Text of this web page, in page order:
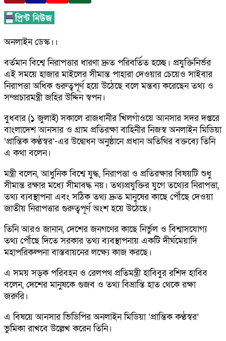
অনলাইন ডেস্ক।।
বর্তমান বিশ্বে নিরাপত্তার ধারণা দ্রুত পরিবর্তিত হচ্ছে। প্রযুক্তিনির্ভর
এই সময়ে হাজার মাইলের সীমান্ত পাহারা দেওয়ার চেয়েও সাইবার
নিরাপত্তা অধিক গুরুত্বপূর্ণ হয়ে উঠেছে বলে মন্তব্য করেছেন তথ্য ও
সম্প্রচারমন্ত্রী জহির উদ্দিন স্বপন।
বুধবার (১ জুলাই) সকালে রাজধানীর খিলগাঁওয়ে আনসার সদর দপ্তরে
বাংলাদেশ আনসার ও গ্রাম প্রতিরক্ষা বাহিনীর নিজস্ব অনলাইন মিডিয়া
‘প্রান্তিক কণ্ঠস্বর’-এর উদ্বোধন অনুষ্ঠানে প্রধান অতিথির বক্তব্যে তিনি
এ কথা বলেন।
মন্ত্রী বলেন, আধুনিক বিশ্বে যুদ্ধ, নিরাপত্তা ও প্রতিরক্ষার বিষয়টি শুধু
সীমান্ত রক্ষার মধ্যে সীমাবদ্ধ নয়। তথ্যপ্রযুক্তির যুগে তথ্যের নিরাপত্তা,
তথ্য ব্যবস্থাপনা এবং সঠিক তথ্য দ্রুত মানুষের কাছে পৌঁছে দেওয়া
জাতীয় নিরাপত্তার গুরুত্বপূর্ণ অংশ হয়ে উঠেছে।
তিনি আরও জানান, দেশের জনগণের কাছে নির্ভুল ও বিশ্বাসযোগ্য
তথ্য পৌঁছে দিতে সরকার তথ্য ব্যবস্থাপনায় একটি দীর্ঘমেয়াদি
মহাপরিকল্পনা বাস্তবায়নের লক্ষ্যে কাজ করছে।
এ সময় সড়ক পরিবহন ও রেলপথ প্রতিমন্ত্রী হাবিবুর রশিদ হাবিব
বলেন, দেশের মানুষকে গুজব ও তথ্য বিভ্রান্তি হাত থেকে রক্ষা
জরুরি।
এ বিষয়ে আনসার ভিডিপির অনলাইন মিডিয়া ‘প্রান্তিক কণ্ঠস্বর’
ভুমিকা রাখবে উল্লেখ করেন তিনি।